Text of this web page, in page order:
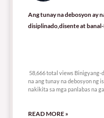
Ang tunay na debosyon ay
disiplinado,disente at
58,666 total views Binigyang-
na ang tunay na debosyon ng
nakikita sa mga panlabas na
READ MORE »